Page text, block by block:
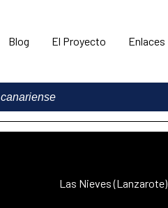
Blog El Proyecto Enlaces
canariense
Las Nieves (Lanzarote)